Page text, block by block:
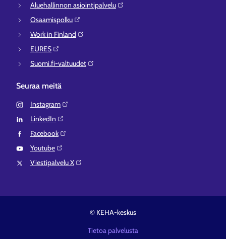
Aluehallinnon asiointipalvelu⁠
Osaamispolku⁠
Work in Finland⁠
EURES⁠
Suomi.fi-valtuudet⁠
Seuraa meitä
Instagram⁠
LinkedIn⁠
Facebook⁠
Youtube⁠
Viestipalvelu X⁠
© KEHA-keskus
Tietoa palvelusta